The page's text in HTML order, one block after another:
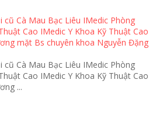
Cà Mau Bạc Liêu IMedic Phòng
Cao IMedic Y Khoa Kỹ Thuật Cao
mặt Bs chuyên khoa Nguyễn Đặng
Cà Mau Bạc Liêu IMedic Phòng
Cao IMedic Y Khoa Kỹ Thuật Cao
...